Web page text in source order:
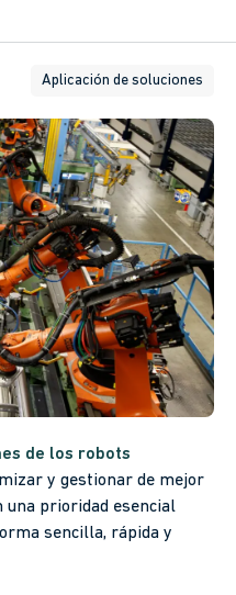
Aplicación de soluciones
de los robots
y gestionar de mejor
una prioridad esencial
sencilla, rápida y